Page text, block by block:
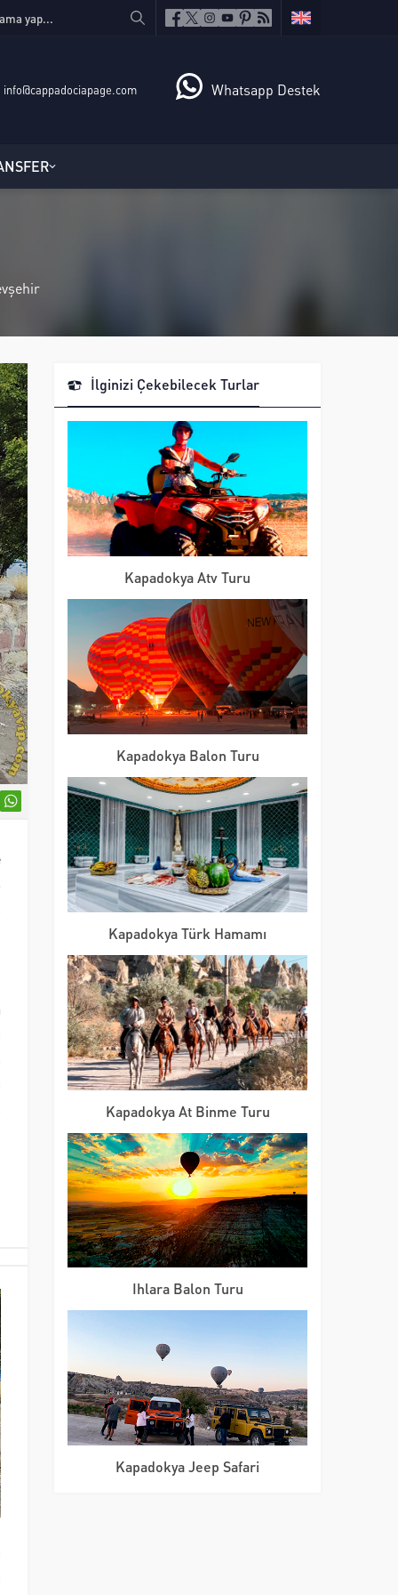
info@cappadociapage.com Whatsapp Destek
İlginizi Çekebilecek Turlar
Kapadokya Atv Turu
Kapadokya Balon Turu
Kapadokya Türk Hamamı
Kapadokya At Binme Turu
Ihlara Balon Turu
Kapadokya Jeep Safari